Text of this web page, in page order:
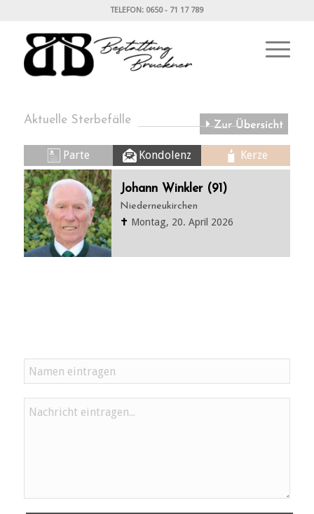
TELEFON: 0650 - 71 17 789
Aktuelle Sterbefälle
Parte Kondolenz Kerze
Johann Winkler (91)
Niederneukirchen
✝ Montag, 20. April 2026